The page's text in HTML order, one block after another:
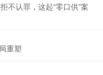
不认罪，这起“零口供”案
重塑